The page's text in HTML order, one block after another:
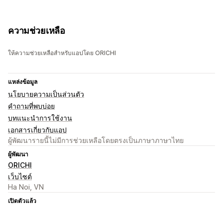
ความช่วยเหลือ
ให้ความช่วยเหลือสำหรับแอปโดย ORICHI
แหล่งข้อมูล
นโยบายความเป็นส่วนตัว
คำถามที่พบบ่อย
บทแนะนำการใช้งาน
เอกสารเกี่ยวกับแอป
ผู้พัฒนารายนี้ไม่มีการช่วยเหลือโดยตรงเป็นภาษาภาษาไทย
ผู้พัฒนา
ORICHI
เว็บไซต์
Ha Noi, VN
เปิดตัวแล้ว